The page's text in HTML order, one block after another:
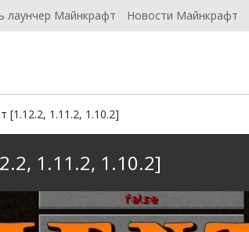
лаунчер Майнкрафт Новости Майнкрафт
[1.12.2, 1.11.2, 1.10.2]
1.11.2, 1.10.2]